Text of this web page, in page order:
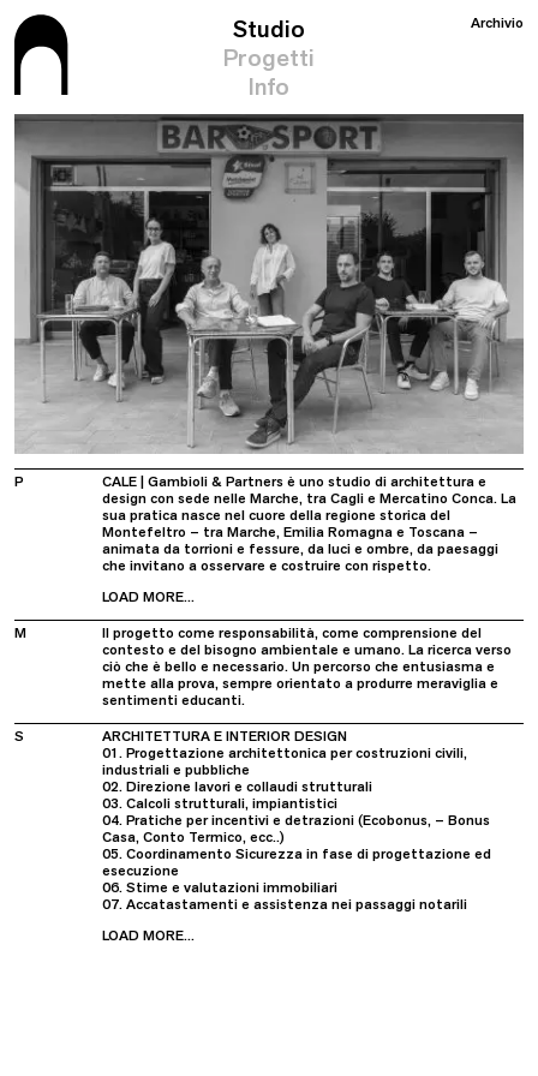
Archivio
Studio
Progetti
Info
P
CALE | Gambioli & Partners è uno studio di architettura e
design con sede nelle Marche, tra Cagli e Mercatino Conca. La
sua pratica nasce nel cuore della regione storica del
Montefeltro – tra Marche, Emilia Romagna e Toscana –
animata da torrioni e fessure, da luci e ombre, da paesaggi
che invitano a osservare e costruire con rispetto.
LOAD MORE...
M
Il progetto come responsabilità, come comprensione del
contesto e del bisogno ambientale e umano. La ricerca verso
ciò che è bello e necessario. Un percorso che entusiasma e
mette alla prova, sempre orientato a produrre meraviglia e
sentimenti educanti.
S
ARCHITETTURA E INTERIOR DESIGN
01. Progettazione architettonica per costruzioni civili,
industriali e pubbliche
02. Direzione lavori e collaudi strutturali
03. Calcoli strutturali, impiantistici
04. Pratiche per incentivi e detrazioni (Ecobonus, – Bonus
Casa, Conto Termico, ecc..)
05. Coordinamento Sicurezza in fase di progettazione ed
esecuzione
06. Stime e valutazioni immobiliari
07. Accatastamenti e assistenza nei passaggi notarili
LOAD MORE...